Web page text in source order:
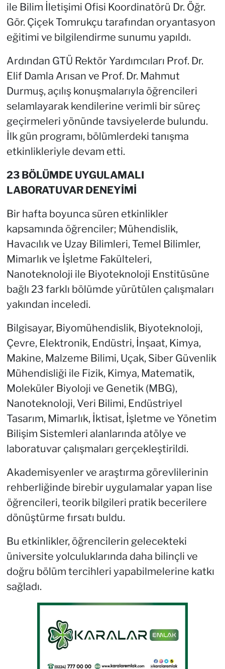
ile Bilim İletişimi Ofisi Koordinatörü Dr. Öğr.
Gör. Çiçek Tomrukçu tarafından oryantasyon
eğitimi ve bilgilendirme sunumu yapıldı.
Ardından GTÜ Rektör Yardımcıları Prof. Dr.
Elif Damla Arısan ve Prof. Dr. Mahmut
Durmuş, açılış konuşmalarıyla öğrencileri
selamlayarak kendilerine verimli bir süreç
geçirmeleri yönünde tavsiyelerde bulundu.
İlk gün programı, bölümlerdeki tanışma
etkinlikleriyle devam etti.
23 BÖLÜMDE UYGULAMALI
LABORATUVAR DENEYİMİ
Bir hafta boyunca süren etkinlikler
kapsamında öğrenciler; Mühendislik,
Havacılık ve Uzay Bilimleri, Temel Bilimler,
Mimarlık ve İşletme Fakülteleri,
Nanoteknoloji ile Biyoteknoloji Enstitüsüne
bağlı 23 farklı bölümde yürütülen çalışmaları
yakından inceledi.
Bilgisayar, Biyomühendislik, Biyoteknoloji,
Çevre, Elektronik, Endüstri, İnşaat, Kimya,
Makine, Malzeme Bilimi, Uçak, Siber Güvenlik
Mühendisliği ile Fizik, Kimya, Matematik,
Moleküler Biyoloji ve Genetik (MBG),
Nanoteknoloji, Veri Bilimi, Endüstriyel
Tasarım, Mimarlık, İktisat, İşletme ve Yönetim
Bilişim Sistemleri alanlarında atölye ve
laboratuvar çalışmaları gerçekleştirildi.
Akademisyenler ve araştırma görevlilerinin
rehberliğinde birebir uygulamalar yapan lise
öğrencileri, teorik bilgileri pratik becerilere
dönüştürme fırsatı buldu.
Bu etkinlikler, öğrencilerin gelecekteki
üniversite yolculuklarında daha bilinçli ve
doğru bölüm tercihleri yapabilmelerine katkı
sağladı.